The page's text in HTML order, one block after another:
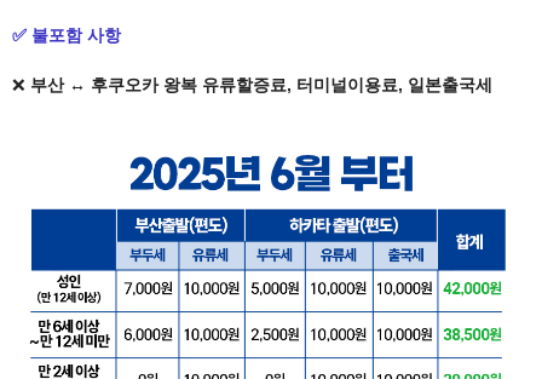
✅ 불포함 사항
​❌ ​ 부산 ↔ 후쿠오카 왕복 유류할증료, 터미널이용료, 일본출국세